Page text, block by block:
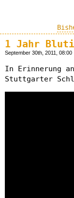
1 Jahr
September 30th, 2011, 08:00
In Erinnerung
Stuttgarter